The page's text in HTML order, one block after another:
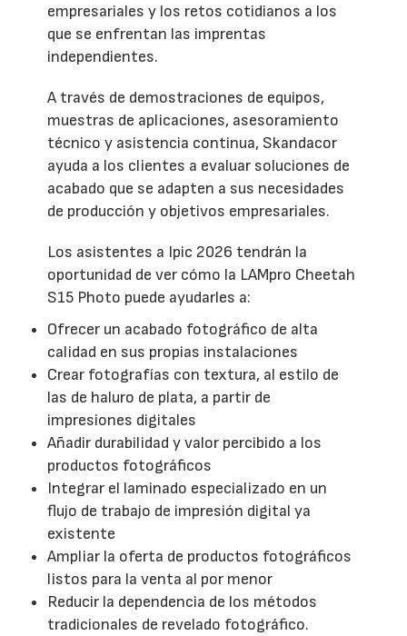
empresariales y los retos cotidianos a los
que se enfrentan las imprentas
independientes.
A través de demostraciones de equipos,
muestras de aplicaciones, asesoramiento
técnico y asistencia continua, Skandacor
ayuda a los clientes a evaluar soluciones de
acabado que se adapten a sus necesidades
de producción y objetivos empresariales.
Los asistentes a Ipic 2026 tendrán la
oportunidad de ver cómo la LAMpro Cheetah
S15 Photo puede ayudarles a:
Ofrecer un acabado fotográfico de alta
calidad en sus propias instalaciones
Crear fotografías con textura, al estilo de
las de haluro de plata, a partir de
impresiones digitales
Añadir durabilidad y valor percibido a los
productos fotográficos
Integrar el laminado especializado en un
flujo de trabajo de impresión digital ya
existente
Ampliar la oferta de productos fotográficos
listos para la venta al por menor
Reducir la dependencia de los métodos
tradicionales de revelado fotográfico.